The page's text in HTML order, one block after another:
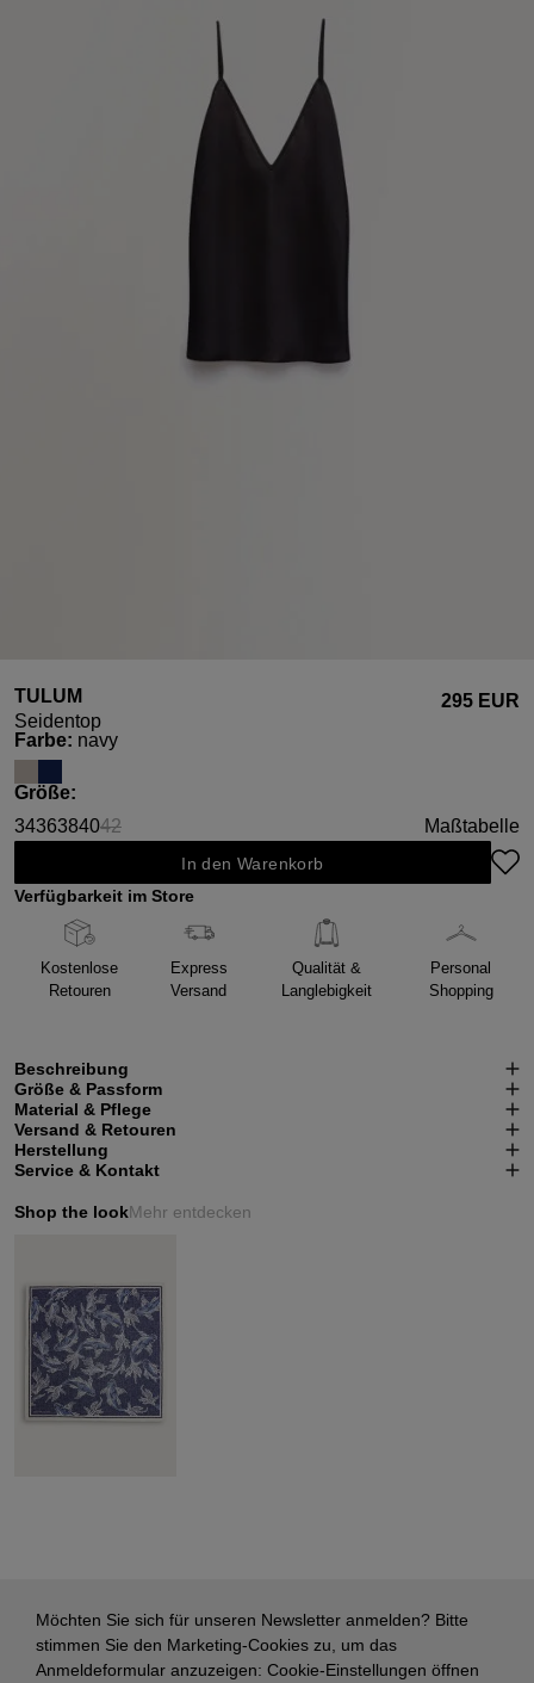
TULUM
Seidentop
295 EUR
Farbeauswählen
: navy
Größeauswählen
:
3436384042
(Diese Option ist zurzeit nicht verfügbar.)
Maßtabelle
In den Warenkorb
Verfügbarkeit im Store
Kostenlose
Retouren
Express
Versand
Qualität &
Langlebigkeit
Personal
Shopping
Beschreibung
Größe & Passform
Material & Pflege
Versand & Retouren
Herstellung
Service & Kontakt
Shop the lookMehr entdecken
Möchten Sie sich für unseren Newsletter anmelden? Bitte
stimmen Sie den Marketing-Cookies zu, um das
Anmeldeformular anzuzeigen: Cookie-Einstellungen öffnen